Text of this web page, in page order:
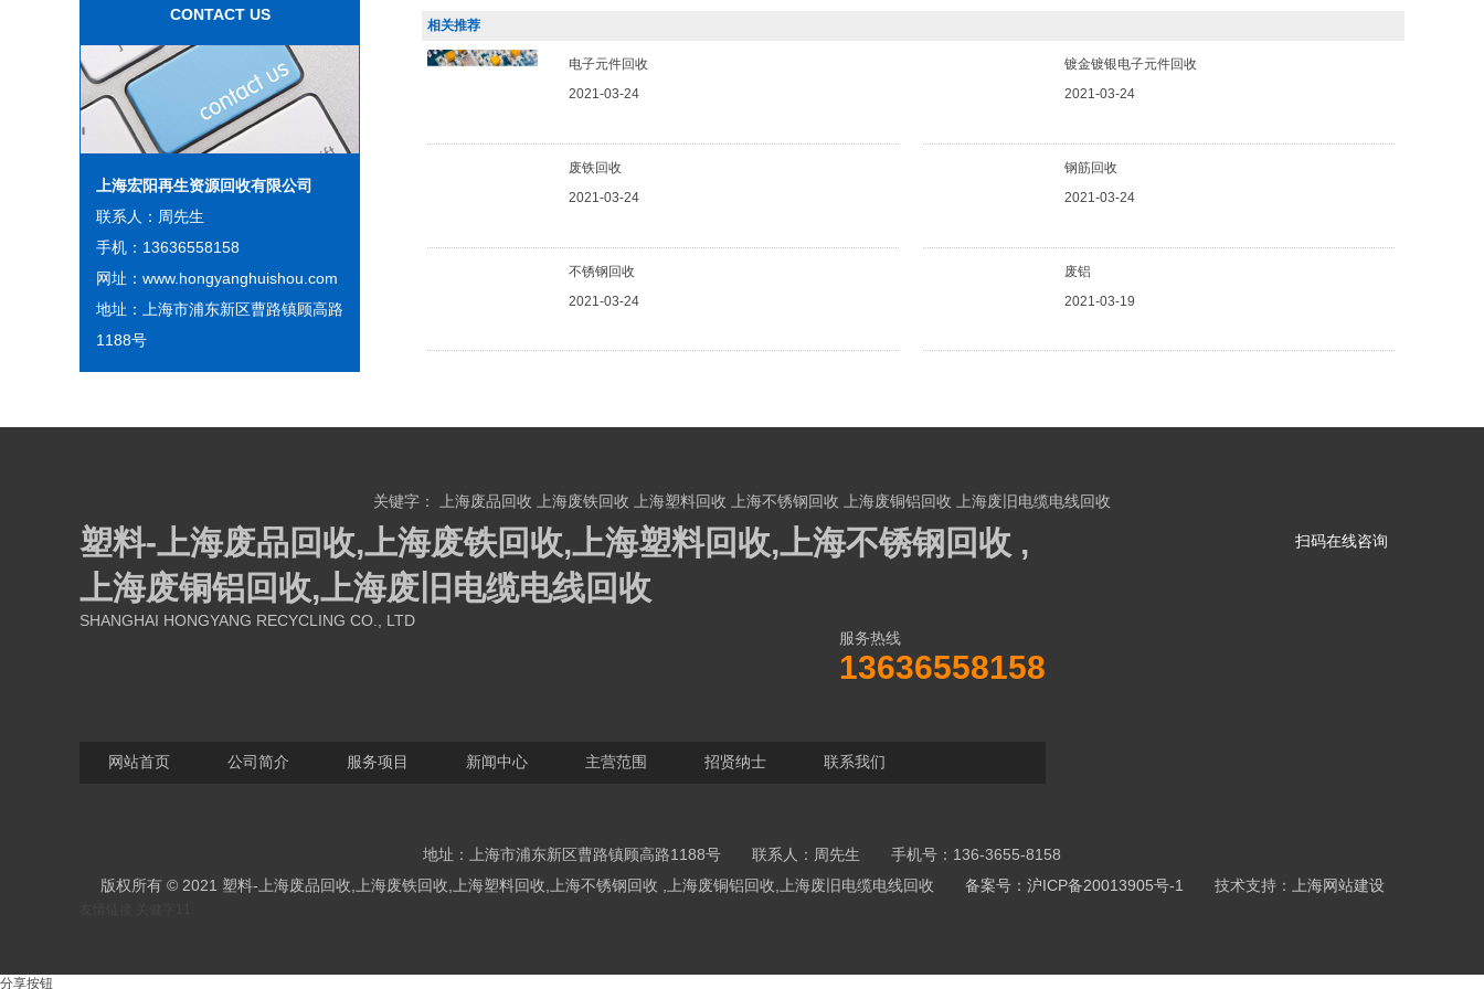
CONTACT US
上海宏阳再生资源回收有限公司
联系人：周先生
手机：13636558158
网址：www.hongyanghuishou.com
地址：上海市浦东新区曹路镇顾高路
1188号
相关推荐
电子元件回收
2021-03-24
镀金镀银电子元件回收
2021-03-24
废铁回收
2021-03-24
钢筋回收
2021-03-24
不锈钢回收
2021-03-24
废铝
2021-03-19
关键字： 上海废品回收 上海废铁回收 上海塑料回收 上海不锈钢回收 上海废铜铝回收 上海废旧电缆电线回收
塑料-上海废品回收,上海废铁回收,上海塑料回收,上海不锈钢回收 ,
上海废铜铝回收,上海废旧电缆电线回收
SHANGHAI HONGYANG RECYCLING CO., LTD
服务热线
13636558158
网站首页 公司简介 服务项目 新闻中心 主营范围 招贤纳士 联系我们
扫码在线咨询
地址：上海市浦东新区曹路镇顾高路1188号 联系人：周先生 手机号：136-3655-8158
版权所有 © 2021 塑料-上海废品回收,上海废铁回收,上海塑料回收,上海不锈钢回收 ,上海废铜铝回收,上海废旧电缆电线回收 备案号：沪ICP备20013905号-1 技术支持： 上海网站建设
分享按钮